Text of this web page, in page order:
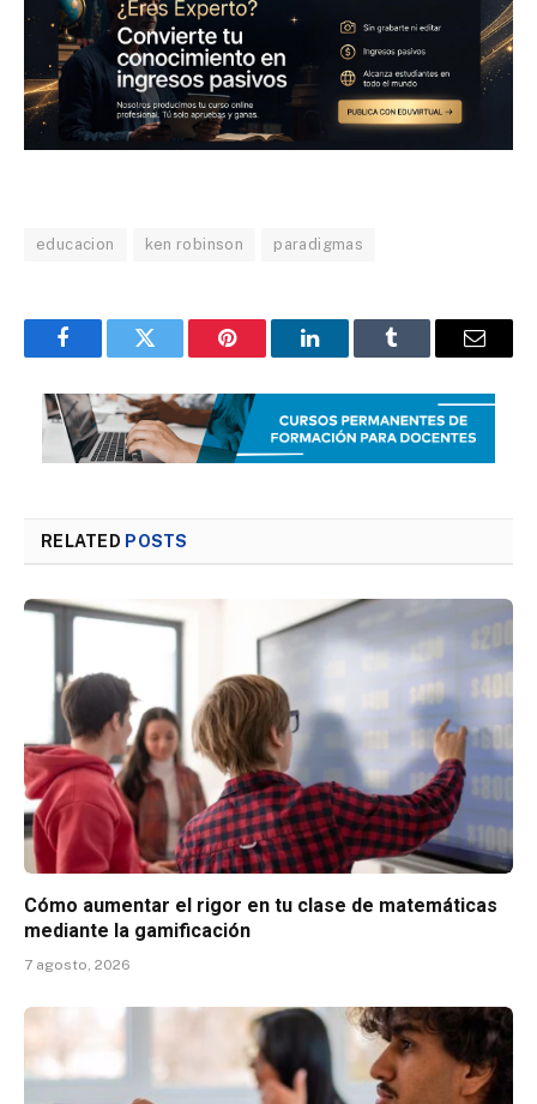
educacion ken robinson paradigmas
FacebookTwitter Pinterest LinkedInTumblr Email
RELATED POSTS
Cómo aumentar el rigor en tu clase de matemáticas
mediante la gamificación
7 agosto, 2026